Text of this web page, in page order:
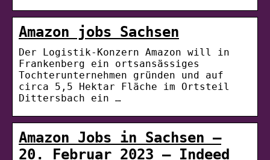
Amazon jobs Sachsen
Der Logistik-Konzern Amazon will in
Frankenberg ein ortsansässiges
Tochterunternehmen gründen und auf
circa 5,5 Hektar Fläche im Ortsteil
Dittersbach ein …
Amazon Jobs in Sachsen –
20. Februar 2023 – Indeed